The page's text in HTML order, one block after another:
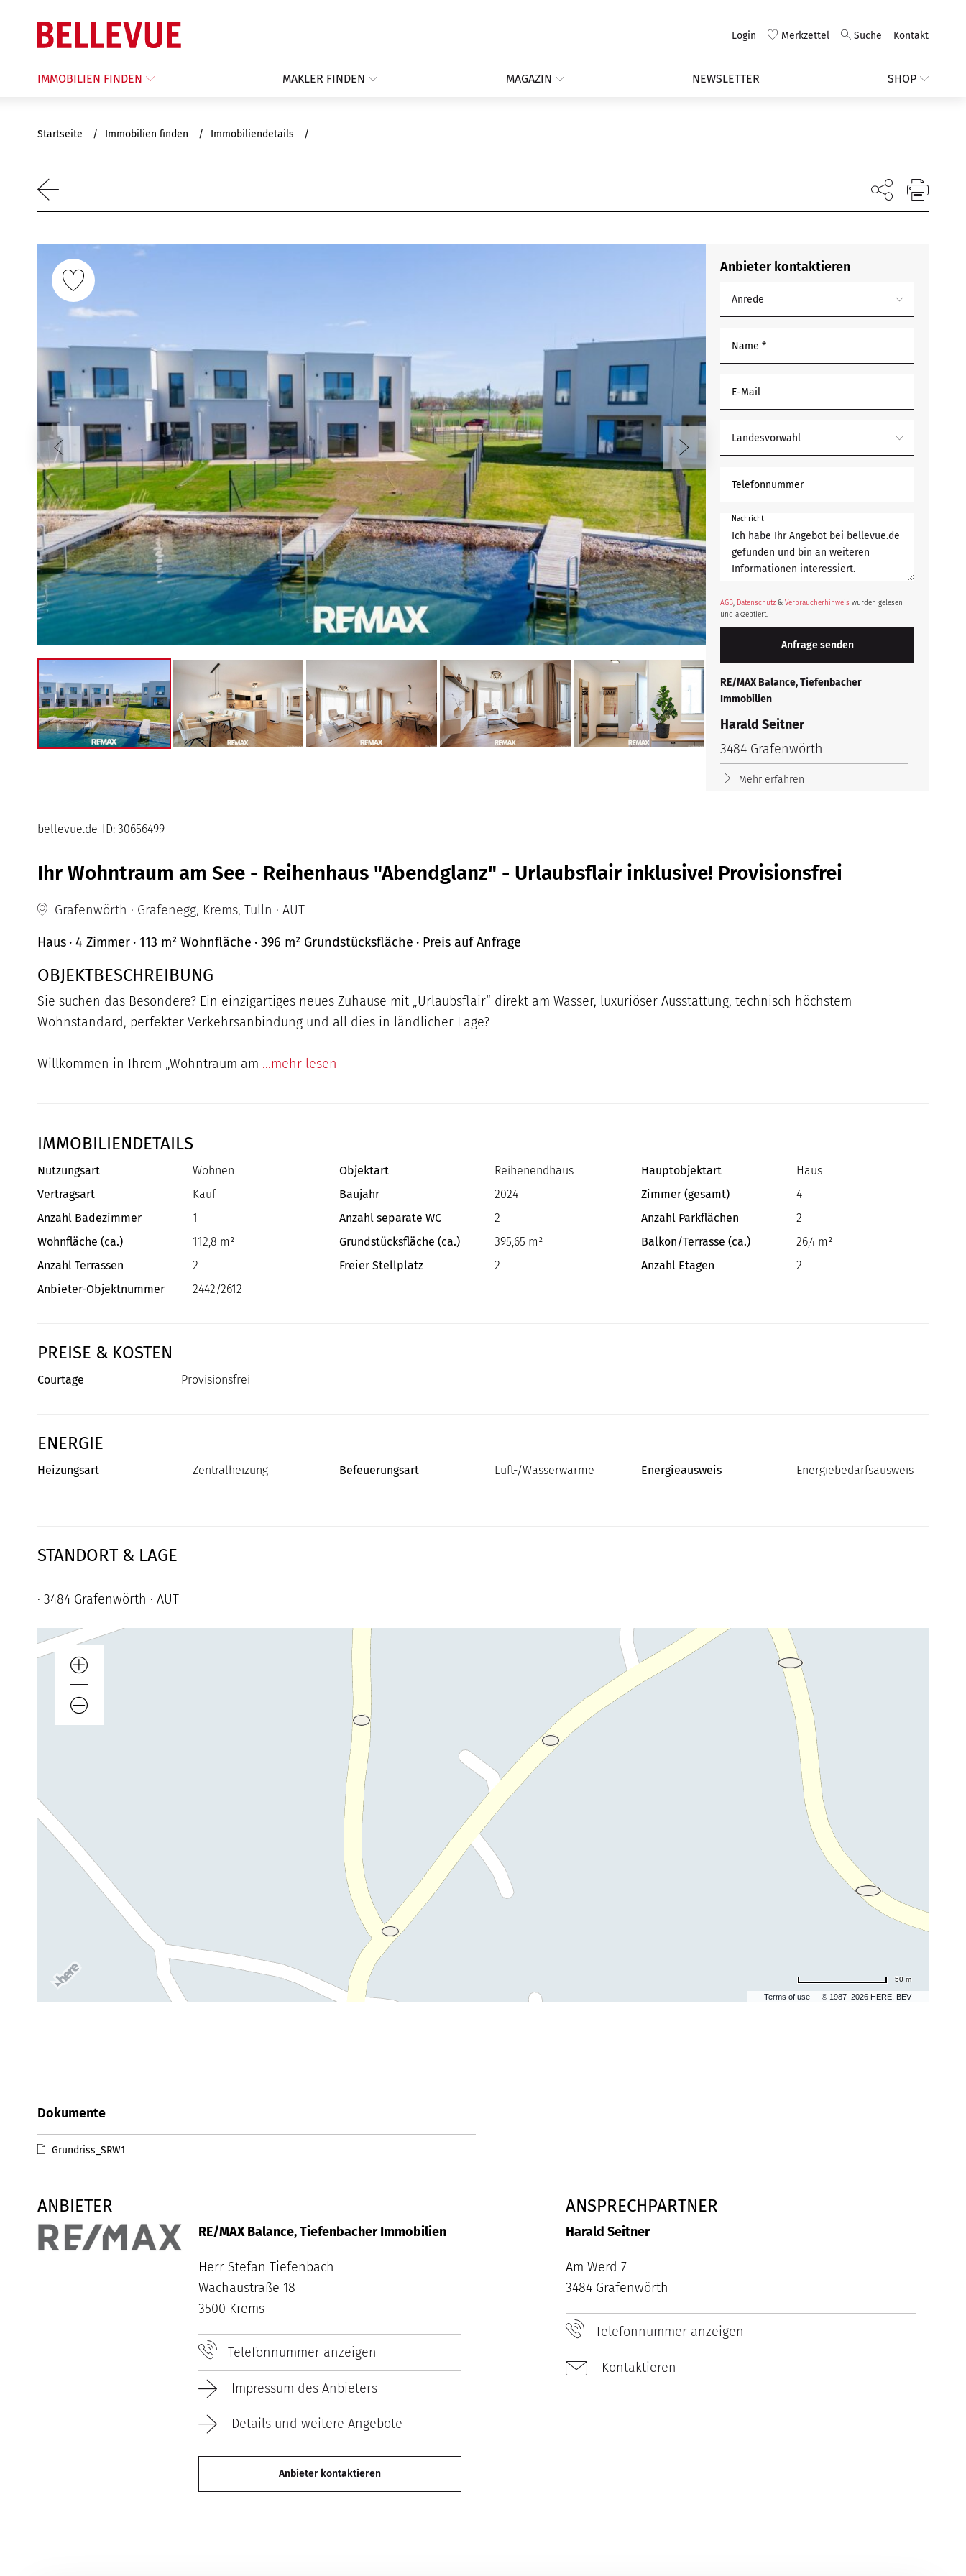
Login Merkzettel Suche Kontakt
IMMOBILIEN FINDEN MAKLER FINDEN MAGAZIN NEWSLETTER SHOP
Startseite Immobilien finden Immobiliendetails
Anbieter kontaktieren
Anrede
Name *
E-Mail
Landesvorwahl
Telefonnummer
Nachricht
AGB, Datenschutz & Verbraucherhinweis wurden gelesen
und akzeptiert.
RE/MAX Balance, Tiefenbacher
Immobilien
Harald Seitner
3484 Grafenwörth
Mehr erfahren
bellevue.de-ID: 30656499
Ihr Wohntraum am See - Reihenhaus "Abendglanz" - Urlaubsflair inklusive! Provisionsfrei
Grafenwörth · Grafenegg, Krems, Tulln · AUT
Haus · 4 Zimmer · 113 m² Wohnfläche · 396 m² Grundstücksfläche · Preis auf Anfrage
OBJEKTBESCHREIBUNG
Sie suchen das Besondere? Ein einzigartiges neues Zuhause mit „Urlaubsflair“ direkt am Wasser, luxuriöser Ausstattung, technisch höchstem
Wohnstandard, perfekter Verkehrsanbindung und all dies in ländlicher Lage?
Willkommen in Ihrem „Wohntraum am ...mehr lesen
IMMOBILIENDETAILS
Nutzungsart Wohnen Objektart Reihenendhaus Hauptobjektart
Haus
Vertragsart
Kauf Baujahr 2024 Zimmer (gesamt)
4
Anzahl Badezimmer
1 Anzahl separate WC 2 Anzahl Parkflächen
2
Wohnfläche (ca.)
112,8 m² Grundstücksfläche (ca.) 395,65 m² Balkon/Terrasse (ca.)
26,4 m²
Anzahl Terrassen
2 Freier Stellplatz 2 Anzahl Etagen
2
Anbieter-Objektnummer
2442/2612
PREISE & KOSTEN
Courtage Provisionsfrei
ENERGIE
Heizungsart Zentralheizung Befeuerungsart Luft-/Wasserwärme Energieausweis Energiebedarfsausweis
STANDORT & LAGE
· 3484 Grafenwörth · AUT
Terms of use © 1987–2026 HERE, BEV
50 m
Dokumente
Grundriss_SRW1
ANBIETER
RE/MAX Balance, Tiefenbacher Immobilien
Herr Stefan Tiefenbach
Wachaustraße 18
3500 Krems
Telefonnummer anzeigen
Impressum des Anbieters
Details und weitere Angebote
Anbieter kontaktieren
ANSPRECHPARTNER
Harald Seitner
Am Werd 7
3484 Grafenwörth
Telefonnummer anzeigen
Kontaktieren